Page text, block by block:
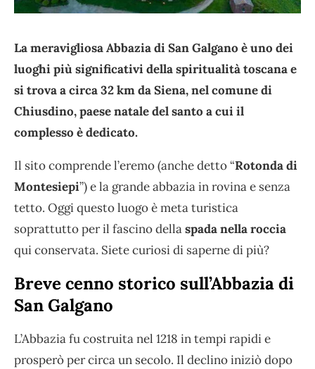
La meravigliosa Abbazia di San Galgano è uno dei
luoghi più significativi della spiritualità toscana e
si trova a circa 32 km da Siena, nel comune di
Chiusdino, paese natale del santo a cui il
complesso è dedicato.
Il sito comprende l’eremo (anche detto “Rotonda di
Montesiepi”) e la grande abbazia in rovina e senza
tetto. Oggi questo luogo è meta turistica
soprattutto per il fascino dellaspada nella roccia
qui conservata. Siete curiosi di saperne di più?
Breve cenno storico sull’Abbazia di
San Galgano
L’Abbazia fu costruita nel 1218 in tempi rapidi e
prosperò per circa un secolo. Il declino iniziò dopo